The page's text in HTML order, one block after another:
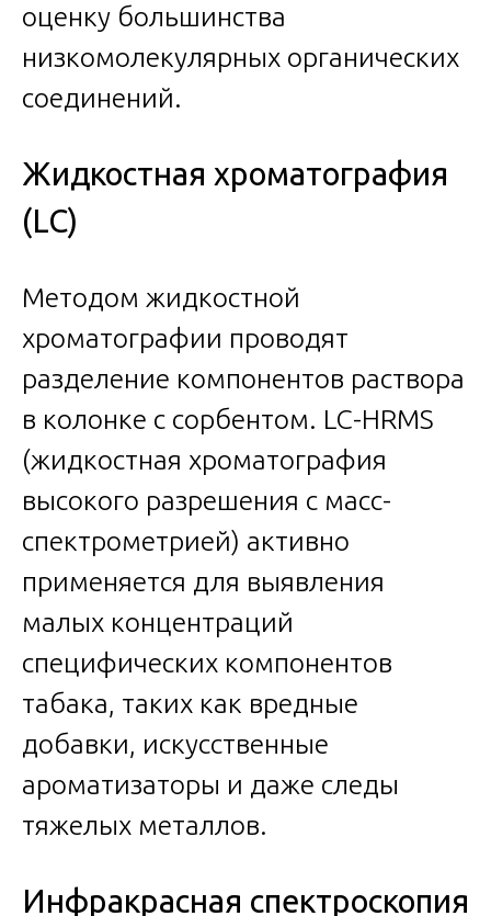
оценку большинства
низкомолекулярных органических
соединений.
Жидкостная хроматография
(LC)
Методом жидкостной
хроматографии проводят
разделение компонентов раствора
в колонке с сорбентом. LC-HRMS
(жидкостная хроматография
высокого разрешения с масс-
спектрометрией) активно
применяется для выявления
малых концентраций
специфических компонентов
табака, таких как вредные
добавки, искусственные
ароматизаторы и даже следы
тяжелых металлов.
Инфракрасная спектроскопия